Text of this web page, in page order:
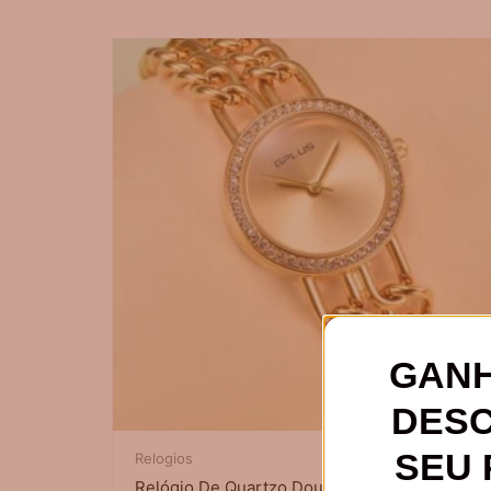
Relogios
SEU